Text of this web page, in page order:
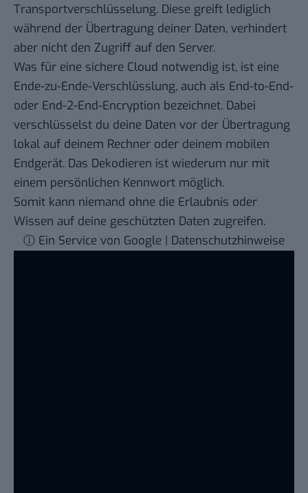
Transportverschlüsselung. Diese greift lediglich
während der Übertragung deiner Daten, verhindert
aber nicht den Zugriff auf den Server.
Was für eine sichere Cloud notwendig ist, ist eine
Ende-zu-Ende-Verschlüsslung, auch als End-to-End-
oder End-2-End-Encryption bezeichnet. Dabei
verschlüsselst du deine Daten vor der Übertragung
lokal auf deinem Rechner oder deinem mobilen
Endgerät. Das Dekodieren ist wiederum nur mit
einem persönlichen Kennwort möglich.
Somit kann niemand ohne die Erlaubnis oder
Wissen auf deine geschützten Daten zugreifen.
ⓘ Ein Service von Google | Datenschutzhinweise